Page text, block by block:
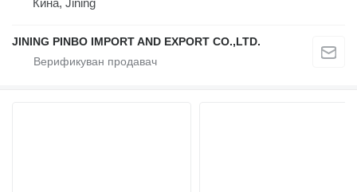
Кина, Jining
JINING PINBO IMPORT AND EXPORT CO.,LTD.